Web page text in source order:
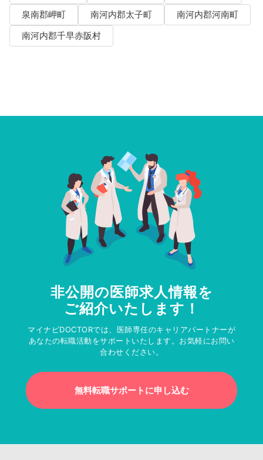
泉南郡岬町
南河内郡太子町
南河内郡河南町
南河内郡千早赤阪村
非公開の医師求人情報を
ご紹介いたします！
マイナビDOCTORでは、医師専任のキャリアパートナーが
あなたの転職活動をサポートいたします。お気軽にお問い
合わせください。
無料転職サポートに申し込む